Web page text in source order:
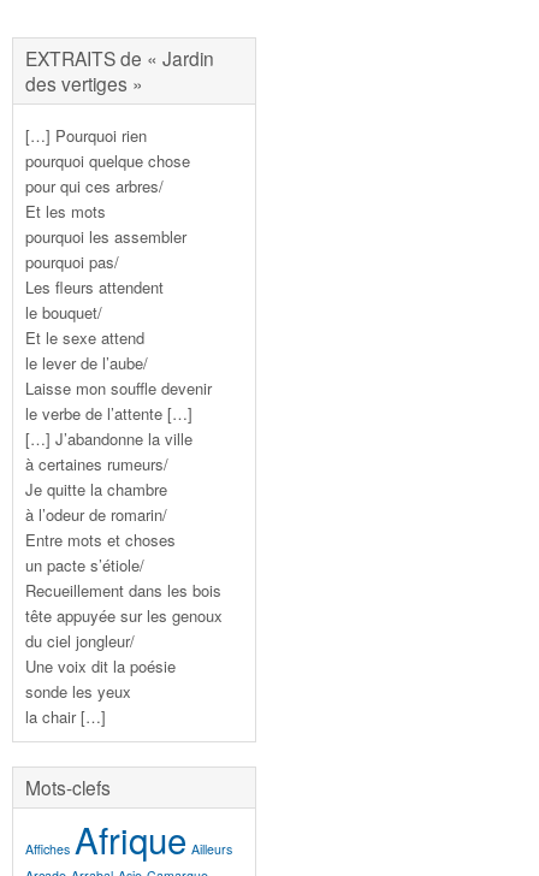
EXTRAITS de « Jardin
des vertiges »
[…] Pourquoi rien
pourquoi quelque chose
pour qui ces arbres/
Et les mots
pourquoi les assembler
pourquoi pas/
Les fleurs attendent
le bouquet/
Et le sexe attend
le lever de l’aube/
Laisse mon souffle devenir
le verbe de l’attente […]
[…] J’abandonne la ville
à certaines rumeurs/
Je quitte la chambre
à l’odeur de romarin/
Entre mots et choses
un pacte s’étiole/
Recueillement dans les bois
tête appuyée sur les genoux
du ciel jongleur/
Une voix dit la poésie
sonde les yeux
la chair […]
Mots-clefs
Affiches Afrique Ailleurs